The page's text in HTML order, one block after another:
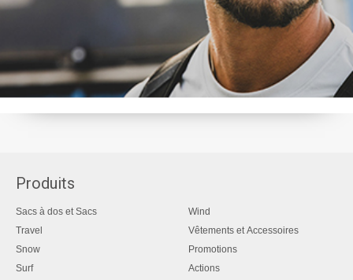
Produits
Sacs à dos et Sacs
Travel
Snow
Surf
Wind
Vêtements et Accessoires
Promotions
Actions